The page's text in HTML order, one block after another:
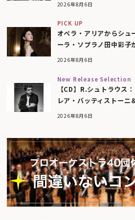
2026年8月6日
PICK UP
オペラ・アリアからシュ
ーラ・ソプラノ田中彩子
2026年8月6日
New Release Selection
【CD】R.シュトラウス
レア・バッティストーニ
2026年8月6日